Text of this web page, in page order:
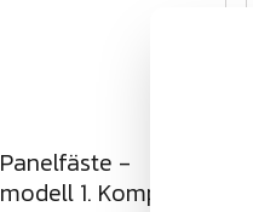
Panelfäste -
modell 1. Komplett